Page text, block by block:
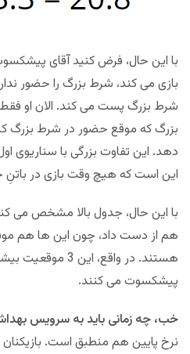
بزرگ که موقع حضور در شرط
دهد. این تفاوت بزرگی با سناریوی
این است که هیچ وقت بازی در باتنِ
با این حال، جدول بالا مشخص می
هم از دست داد، چون این ها هم
هستند. در واقع،
پیشکسوت می کنند.
خب، چه زمانی باید به سرویس
نرخ پایین هم منطبق است.